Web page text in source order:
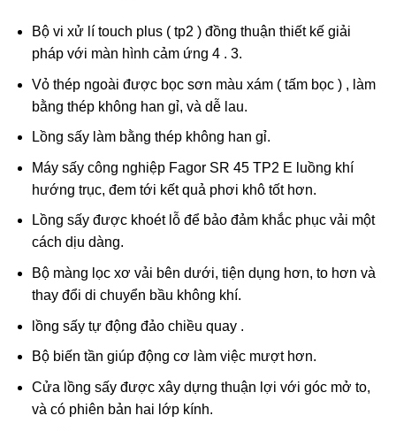
Bộ vi xử lí touch plus ( tp2 ) đồng thuận thiết kế giải
pháp với màn hình cảm ứng 4 . 3.
Vỏ thép ngoài được bọc sơn màu xám ( tấm bọc ) , làm
bằng thép không han gỉ, và dễ lau.
Lồng sấy làm bằng thép không han gỉ.
Máy sấy công nghiệp Fagor SR 45 TP2 E luồng khí
hướng trục, đem tới kết quả phơi khô tốt hơn.
Lồng sấy được khoét lỗ để bảo đảm khắc phục vải một
cách dịu dàng.
Bộ màng lọc xơ vải bên dưới, tiện dụng hơn, to hơn và
thay đổi di chuyển bầu không khí.
lồng sấy tự động đảo chiều quay .
Bộ biến tần giúp động cơ làm việc mượt hơn.
Cửa lồng sấy được xây dựng thuận lợi với góc mở to,
và có phiên bản hai lớp kính.